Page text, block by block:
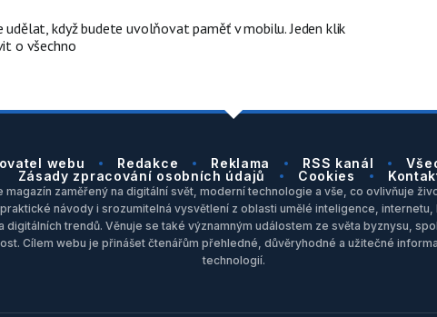
udělat, když budete uvolňovat paměť v mobilu. Jeden klik
o všechno
webu Redakce Reklama RSS kanál
Zásady zpracování osobních údajů
Cookies
magazín zaměřený na digitální svět, moderní technologie a vše, co ovlivňuje
návody i srozumitelná vysvětlení z oblasti umělé inteligence,
digitálních trendů. Věnuje se také významným událostem ze světa byznysu,
Cílem webu je přinášet čtenářům přehledné, důvěryhodné a užitečné
technologií.